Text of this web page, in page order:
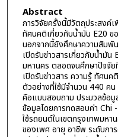
Abstract
การวิจัยครั้งนี้มีวัตถุประสงค์
ทัศนคติเกี่ยวกับน้ำมัน E20 ข
นอกจากนี้ยังศึกษาความสัมพั
เปิดรับข่าวสารเกี่ยวกับน้ำมัน
มหานคร ตลอดจนศึกษาปัจจั
เปิดรับข่าวสาร ความรู้ ทัศน
ตัวอย่างที่ใช้มีจำนวน 440 คน
คือแบบสอบถาม ประมวลข้อมู
ข้อมูลโดยการทดสอบค่า Chi
ใช้รถยนต์ในเขตกรุงเทพมห
ของเพศ อายุ อาชีพ ระดับกา